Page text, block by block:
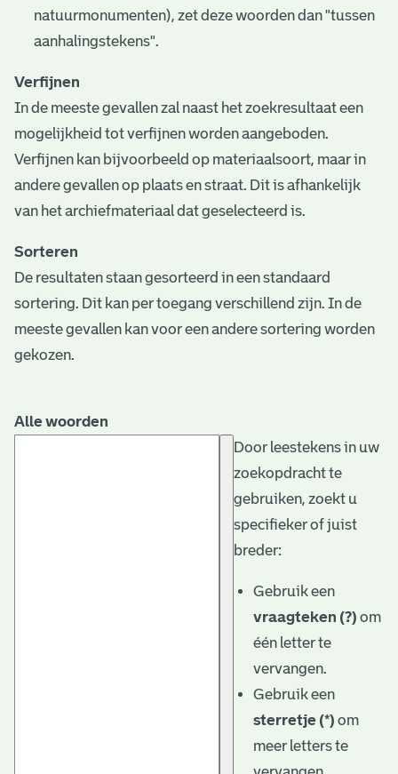
natuurmonumenten), zet deze woorden dan "tussen
aanhalingstekens".
Verfijnen
In de meeste gevallen zal naast het zoekresultaat een
mogelijkheid tot verfijnen worden aangeboden.
Verfijnen kan bijvoorbeeld op materiaalsoort, maar in
andere gevallen op plaats en straat. Dit is afhankelijk
van het archiefmateriaal dat geselecteerd is.
Sorteren
De resultaten staan gesorteerd in een standaard
sortering. Dit kan per toegang verschillend zijn. In de
meeste gevallen kan voor een andere sortering worden
gekozen.
Alle woorden
Door leestekens in uw
zoekopdracht te
gebruiken, zoekt u
specifieker of juist
breder:
Gebruik een
vraagteken (?) om
één letter te
vervangen.
Gebruik een
sterretje (*) om
meer letters te